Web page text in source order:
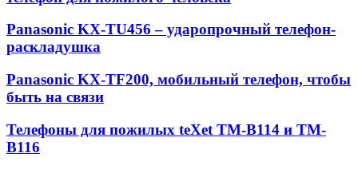
Panasonic KX-TU456 – ударопрочный телефон-
раскладушка
Panasonic KX-TF200, мобильный телефон, чтобы
быть на связи
Телефоны для пожилых teXet ТМ-В114 и ТМ-
В116